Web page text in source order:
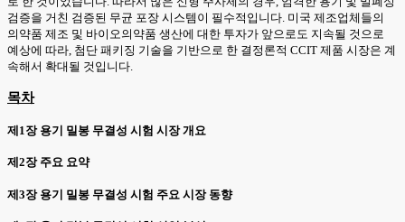
검증을 거친 검증된 무균 포장 시스템이 필수적입니다. 미국 제조업체들의
의약품 제조 및 바이오의약품 생산에 대한 투자가 앞으로도 지속될 것으로
예상에 따라, 첨단 패키징 기술을 기반으로 한 결정론적 CCIT 제품 시장은 계
속해서 확대될 것입니다.
목차
제1장 용기 밀봉 무결성 시험 시장 개요
제2장 주요 요약
제3장 용기 밀봉 무결성 시험 주요 시장 동향